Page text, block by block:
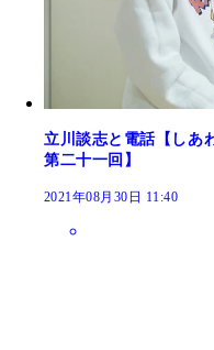
立川談志と電話【し
第二十一回】
2021年08月30日 11:40